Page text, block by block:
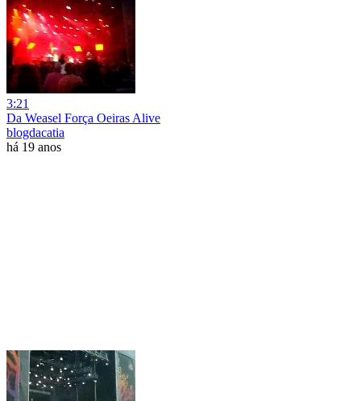
3:21
Da Weasel Força Oeiras Alive
blogdacatia
há 19 anos